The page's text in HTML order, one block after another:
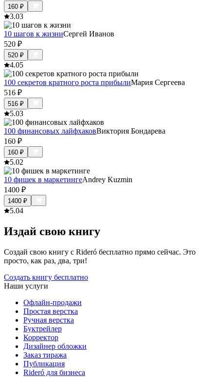
160 ₽
3.03
10 шагов к жизниСергей Иванов
520 ₽
520 ₽
4.05
100 секретов кратного роста прибылиМария Сергеева
516 ₽
516 ₽
5.03
100 финансовых лайфхаковВиктория Бондарева
160 ₽
160 ₽
5.02
10 фишек в маркетингеAndrey Kuzmin
1400 ₽
1400 ₽
5.04
Издай свою книгу
Создай свою книгу с Rideró бесплатно прямо сейчас. Это
просто, как раз, два, три!
Создать книгу бесплатно
Наши услуги
Офлайн-продажи
Простая верстка
Ручная верстка
Буктрейлер
Корректор
Дизайнер обложки
Заказ тиража
Публикация
Rideró для бизнеса